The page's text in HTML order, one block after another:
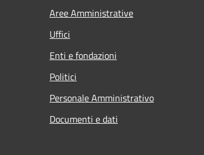
Aree Amministrative
Uffici
Enti e fondazioni
Politici
Personale Amministrativo
Documenti e dati